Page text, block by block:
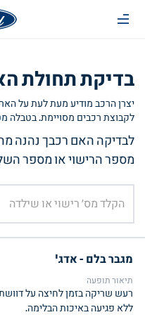
בדיקת תחולת
יצרן הרכב מודיע מעת לעת על
לקבוצת רכבים מסויימת. בטבלה
לבדיקה האם רכבך נהנה
מספר הרישוי או מספר
מגבר בלם - אדג'
תיאור תופעה
רעש שריקה בזמן לחיצה על
ללא פגיעה באיכות הבלימה.